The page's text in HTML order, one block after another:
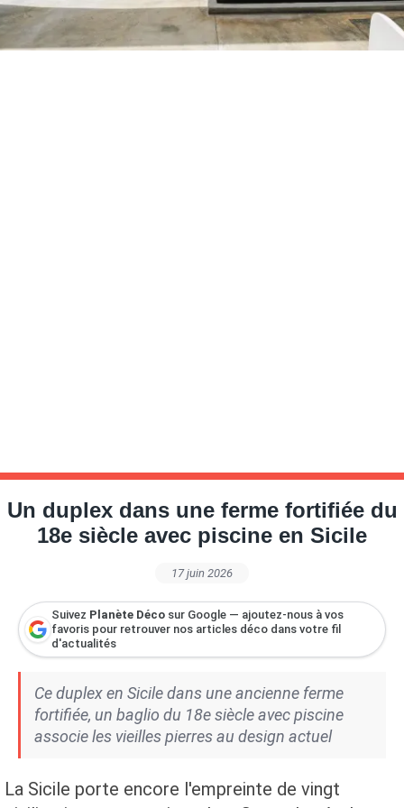
Petite Surface Question De Style
Renovation
Revue De Week End
Tiny House
Un duplex dans une ferme fortifiée du
18e siècle avec piscine en Sicile
17 juin 2026
Suivez Planète Déco sur Google — ajoutez-nous à vos
favoris pour retrouver nos articles déco dans votre fil
d'actualités
Ce duplex en Sicile dans une ancienne ferme
fortifiée, un baglio du 18e siècle avec piscine
associe les vieilles pierres au design actuel
La Sicile porte encore l'empreinte de vingt